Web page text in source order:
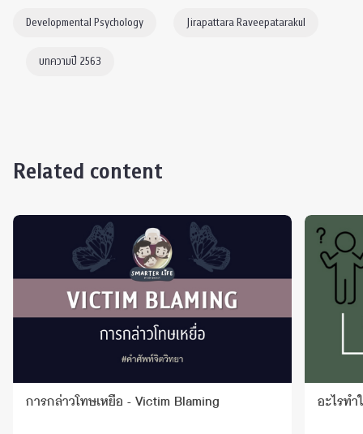
Developmental Psychology Jirapattara Raveepatarakul
บทความปี 2563
Related content
การกล่าวโทษเหยื่อ - Victim Blaming อะไรทำ